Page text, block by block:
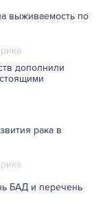
выживаемость по
дополнили
рака в
БАД и перечень